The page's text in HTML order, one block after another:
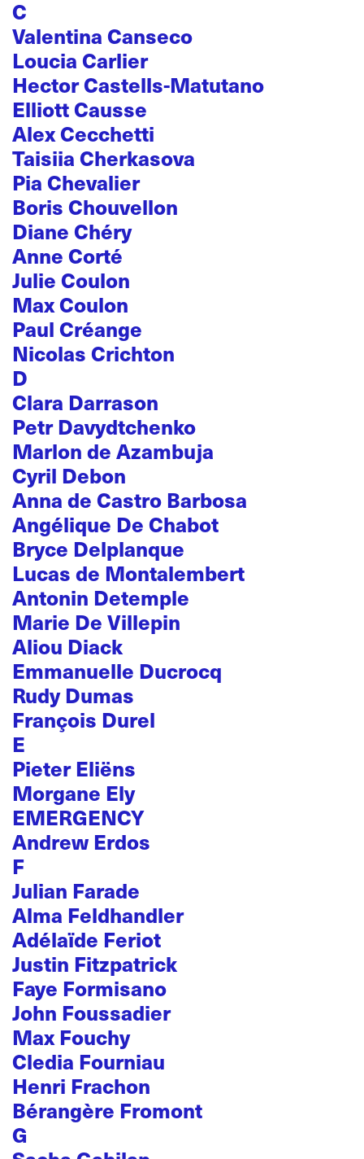
C
Valentina Canseco
Loucia Carlier
Hector Castells-Matutano
Elliott Causse
Alex Cecchetti
Taisiia Cherkasova
Pia Chevalier
Boris Chouvellon
Diane Chéry
Anne Corté
Julie Coulon
Max Coulon
Paul Créange
Nicolas Crichton
D
Clara Darrason
Petr Davydtchenko
Marlon de Azambuja
Cyril Debon
Anna de Castro Barbosa
Angélique De Chabot
Bryce Delplanque
Lucas de Montalembert
Antonin Detemple
Marie De Villepin
Aliou Diack
Emmanuelle Ducrocq
Rudy Dumas
François Durel
E
Pieter Eliëns
Morgane Ely
EMERGENCY
Andrew Erdos
F
Julian Farade
Alma Feldhandler
Adélaïde Feriot
Justin Fitzpatrick
Faye Formisano
John Foussadier
Max Fouchy
Cledia Fourniau
Henri Frachon
Bérangère Fromont
G